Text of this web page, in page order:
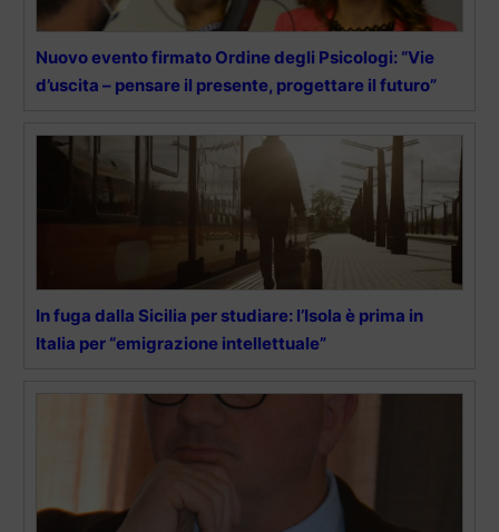
Nuovo evento firmato Ordine degli Psicologi: “Vie
d’uscita – pensare il presente, progettare il futuro”
In fuga dalla Sicilia per studiare: l’Isola è prima in
Italia per “emigrazione intellettuale”